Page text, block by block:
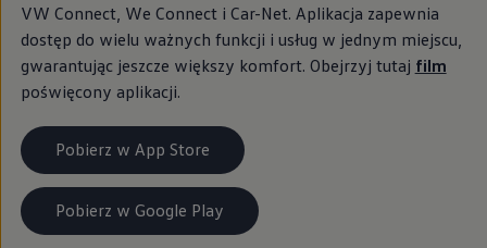
VW Connect, We Connect i Car-Net. Aplikacja zapewnia
dostęp do wielu ważnych funkcji i usług w jednym miejscu,
gwarantując jeszcze większy komfort. Obejrzyj tutaj film
poświęcony aplikacji.
Pobierz w App Store
Pobierz w Google Play